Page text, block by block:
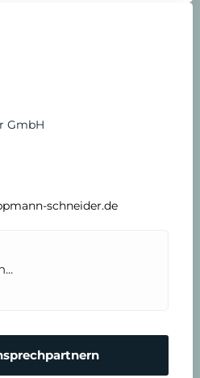
GmbH
schneider.de